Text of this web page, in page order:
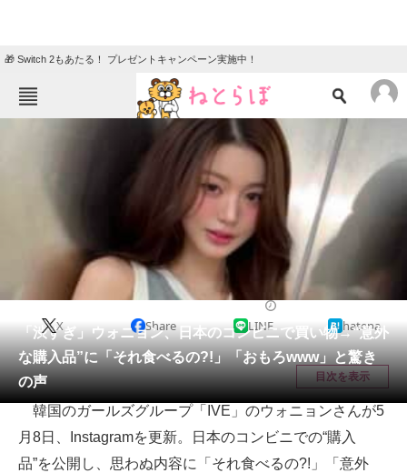
🎁 Switch 2もあたる！ プレゼントキャンペーン実施中！
ニュース
クイズ
地域
教育・育児
リサーチ
会員記事
メディア
注目記事を集めた総合ページ
ITの今と未来を見通す
「渋すぎ」ウォニョン、日本のコンビニで買い物→“意外
な購入品”に「それ食べるの?!」「おもろwww」と驚き
の声
X Share LINE hatena
目次を表示
韓国のガールズグループ「IVE」のウォニョンさんが5
月8日、Instagramを更新。日本のコンビニでの“購入
品”を公開し、思わぬ内容に「それ食べるの?!」「意外